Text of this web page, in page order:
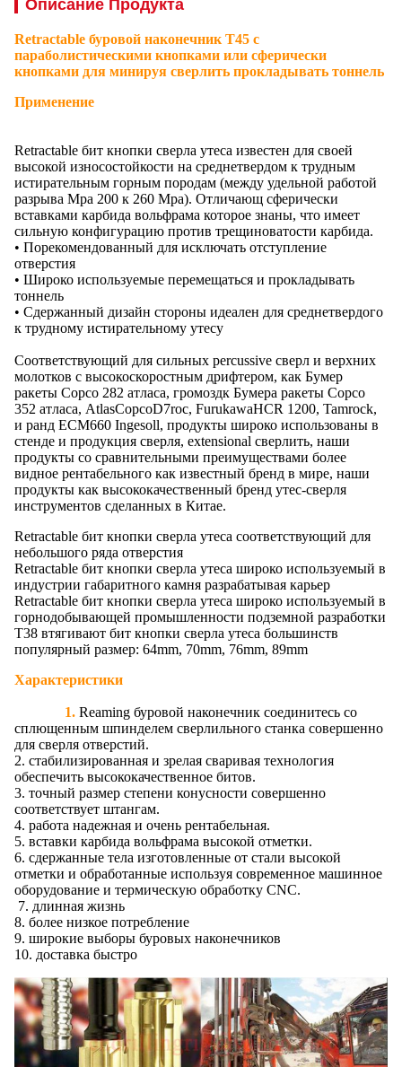
Описание Продукта
Retractable буровой наконечник T45 с
параболистическими кнопками или сферически
кнопками для минируя сверлить прокладывать тоннель
Применение
Retractable бит кнопки сверла утеса известен для своей
высокой износостойкости на среднетвердом к трудным
истирательным горным породам (между удельной работой
разрыва Mpa 200 к 260 Mpa). Отличающ сферически
вставками карбида вольфрама которое знаны, что имеет
сильную конфигурацию против трещиноватости карбида.
• Порекомендованный для исключать отступление
отверстия
• Широко используемые перемещаться и прокладывать
тоннель
• Сдержанный дизайн стороны идеален для среднетвердого
к трудному истирательному утесу
Соответствующий для сильных percussive сверл и верхних
молотков с высокоскоростным дрифтером, как Бумер
ракеты Copco 282 атласа, громоздк Бумера ракеты Copco
352 атласа, AtlasCopcoD7roc, FurukawaHCR 1200, Tamrock,
и ранд ECM660 Ingesoll, продукты широко использованы в
стенде и продукция сверля, extensional сверлить, наши
продукты со сравнительными преимуществами более
видное рентабельного как известный бренд в мире, наши
продукты как высококачественный бренд утес-сверля
инструментов сделанных в Китае.
Retractable бит кнопки сверла утеса соответствующий для
небольшого ряда отверстия
Retractable бит кнопки сверла утеса широко используемый в
индустрии габаритного камня разрабатывая карьер
Retractable бит кнопки сверла утеса широко используемый в
горнодобывающей промышленности подземной разработки
T38 втягивают бит кнопки сверла утеса большинств
популярный размер: 64mm, 70mm, 76mm, 89mm
Характеристики
1. Reaming буровой наконечник соединитесь со
сплющенным шпинделем сверлильного станка совершенно
для сверля отверстий.
2. стабилизированная и зрелая сваривая технология
обеспечить высококачественное битов.
3. точный размер степени конусности совершенно
соответствует штангам.
4. работа надежная и очень рентабельная.
5. вставки карбида вольфрама высокой отметки.
6. сдержанные тела изготовленные от стали высокой
отметки и обработанные используя современное машинное
оборудование и термическую обработку CNC.
7. длинная жизнь
8. более низкое потребление
9. широкие выборы буровых наконечников
10. доставка быстро